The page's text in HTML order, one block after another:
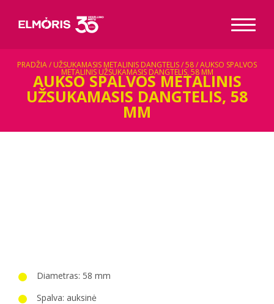
PRADŽIA/ UŽSUKAMASIS METALINIS DANGTELIS/58/ AUKSO SPALVOS
METALINIS UŽSUKAMASIS DANGTELIS, 58 MM
AUKSO SPALVOS METALINIS
UŽSUKAMASIS DANGTELIS, 58
MM
Diametras: 58 mm
Spalva: auksinė